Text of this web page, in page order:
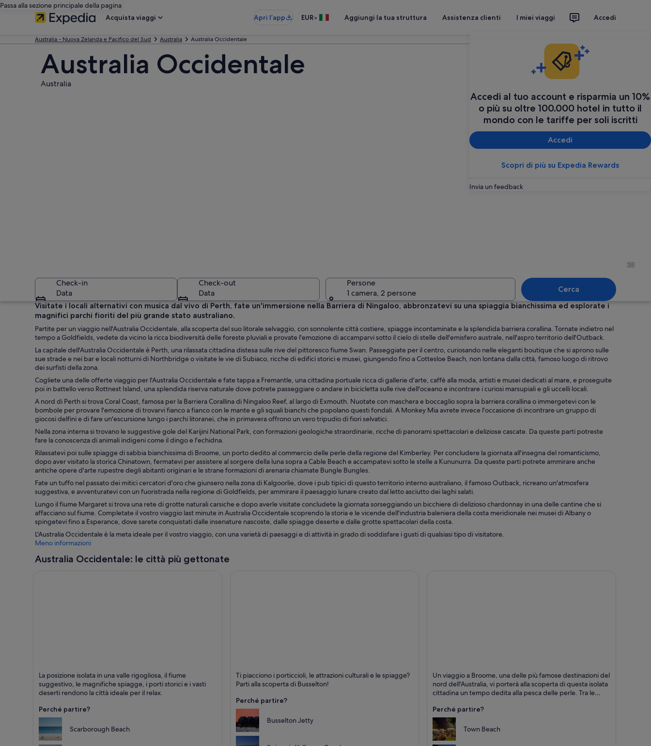
Passa alla sezione principale della pagina
Acquista viaggi
Apri l’app EUR• Aggiungi la tua struttura Assistenza clienti I miei viaggi Accedi
Accedi al tuo account e risparmia un 10%
o più su oltre 100.000 hotel in tutto il
mondo con le tariffe per soli iscritti
Accedi
Scopri di più su Expedia Rewards
Invia un feedback
Australia - Nuova Zelanda e Pacifico del Sud Australia Australia Occidentale
Australia Occidentale
Australia
Figure silhouettate di persone che cavalcano cammelli su una spiaggia al tramonto.
Un piatto di cibo con carne
25
Check-in
Data
Check-out
Data
Persone
1 camera, 2 persone
Cerca
Visitate i locali alternativi con musica dal vivo di Perth, fate un'immersione nella Barriera di Ningaloo, abbronzatevi su una spiaggia bianchissima ed esplorate i
magnifici parchi fioriti del più grande stato australiano.
Partite per un viaggio nell'Australia Occidentale, alla scoperta del suo litorale selvaggio, con sonnolente città costiere, spiagge incontaminate e la splendida barriera corallina. Tornate indietro nel
tempo a Goldfields, vedete da vicino la ricca biodiversità delle foreste pluviali e provate l'emozione di accamparvi sotto il cielo di stelle dell'emisfero australe, nell'aspro territorio dell'Outback.
La capitale dell'Australia Occidentale è Perth, una rilassata cittadina distesa sulle rive del pittoresco fiume Swan. Passeggiate per il centro, curiosando nelle eleganti boutique che si aprono sulle
sue strade e nei bar e locali notturni di Northbridge o visitate le vie di Subiaco, ricche di edifici storici e musei, giungendo fino a Cottesloe Beach, non lontana dalla città, famoso luogo di ritrovo
dei surfisti della zona.
Cogliete una delle offerte viaggio per l'Australia Occidentale e fate tappa a Fremantle, una cittadina portuale ricca di gallerie d'arte, caffè alla moda, artisti e musei dedicati al mare, e proseguite
poi in battello verso Rottnest Island, una splendida riserva naturale dove potrete passeggiare o andare in bicicletta sulle rive dell'oceano e incontrare i curiosi marsupiali e gli uccelli locali.
A nord di Perth si trova Coral Coast, famosa per la Barriera Corallina di Ningaloo Reef, al largo di Exmouth. Nuotate con maschera e boccaglio sopra la barriera corallina o immergetevi con le
bombole per provare l'emozione di trovarvi fianco a fianco con le mante e gli squali bianchi che popolano questi fondali. A Monkey Mia avrete invece l'occasione di incontrare un gruppo di
giocosi delfini e di fare un'escursione lungo i parchi litoranei, che in primavera offrono un vero tripudio di fiori selvatici.
Nella zona interna si trovano le suggestive gole del Karijini National Park, con formazioni geologiche straordinarie, ricche di panorami spettacolari e deliziose cascate. Da queste parti potreste
fare la conoscenza di animali indigeni come il dingo e l'echidna.
Rilassatevi poi sulle spiagge di sabbia bianchissima di Broome, un porto dedito al commercio delle perle della regione del Kimberley. Per concludere la giornata all'insegna del romanticismo,
dopo aver visitato la storica Chinatown, fermatevi per assistere al sorgere della luna sopra a Cable Beach e accampatevi sotto le stelle a Kununurra. Da queste parti potrete ammirare anche
antiche opere d'arte rupestre degli abitanti originari e le strane formazioni di arenaria chiamate Bungle Bungles.
Fate un tuffo nel passato dei mitici cercatori d'oro che giunsero nella zona di Kalgoorlie, dove i pub tipici di questo territorio interno australiano, il famoso Outback, ricreano un'atmosfera
suggestiva, e avventuratevi con un fuoristrada nella regione di Goldfields, per ammirare il paesaggio lunare creato dal letto asciutto dei laghi salati.
Lungo il fiume Margaret si trova una rete di grotte naturali carsiche e dopo averle visitate concludete la giornata sorseggiando un bicchiere di delizioso chardonnay in una delle cantine che si
affacciano sul fiume. Completate il vostro viaggio last minute in Australia Occidentale scoprendo la storia e le vicende dell'industria baleniera della costa meridionale nei musei di Albany o
spingetevi fino a Esperance, dove sarete conquistati dalle insenature nascoste, dalle spiagge deserte e dalle grotte spettacolari della costa.
L'Australia Occidentale è la meta ideale per il vostro viaggio, con una varietà di paesaggi e di attività in grado di soddisfare i gusti di qualsiasi tipo di visitatore.
Meno informazioni
Australia Occidentale: le città più gettonate
Perth
Ristoranti, Shopping e Per famiglie
La posizione isolata in una valle rigogliosa, il fiume
suggestivo, le magnifiche spiagge, i porti storici e i vasti
deserti rendono la città ideale per il relax.
Perché partire?
Scarborough Beach
Busselton
Spiagge, Porticcioli e Passeggiate
Ti piacciono i porticcioli, le attrazioni culturali e le spiagge?
Parti alla scoperta di Busselton!
Perché partire?
Busselton Jetty
Broome
Spiagge, Relax e Per famiglie
Un viaggio a Broome, una delle più famose destinazioni del
nord dell'Australia, vi porterà alla scoperta di questa isolata
cittadina un tempo dedita alla pesca delle perle. Tra le
marine esotiche, una storia affascinante e un'atmosfera
rilassata.
Perché partire?
Town Beach